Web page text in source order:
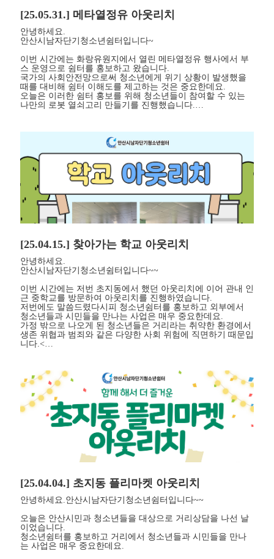
[25.05.31.] 메타열정유 아웃리치
안녕하세요.
안산시남자단기청소년쉼터입니다~
이번 시간에는 화랑유원지에서 열린 메타열정유 행사에서 부
스 운영으로 쉼터를 홍보하고 왔습니다.
국가의 사회안전망으로써 청소년에게 위기 상황이 발생했을
때를 대비해 쉼터 이해도를 제고하는 것은 중요한데요.
오늘은 이러한 쉼터 홍보를 위해 청소년들이 참여할 수 있는
나만의 로봇 열쇠고리 만들기를 진행했습니다.…
[25.04.15.] 찾아가는 학교 아웃리치
안녕하세요.
안산시남자단기청소년쉼터입니다~~
이번 시간에는 저번 초지동에서 했던 아웃리치에 이어 관내 인
근 중학교를 방문하여 아웃리치를 진행하였습니다.
저번에도 말씀드렸다시피 청소년쉼터를 홍보하고 외부에서
청소년들과 시민들을 만나는 사업은 매우 중요한데요.
가정 밖으로 나오게 된 청소년들은 거리라는 취약한 환경에서
생존 위협과 범죄와 같은 다양한 사회 위험에 직면하기 때문입
니다.<…
[25.04.04.] 초지동 플리마켓 아웃리치
안녕하세요.안산시남자단기청소년쉼터입니다~~
오늘은 안산시민과 청소년들을 대상으로 거리상담을 나선 날
이었습니다.
청소년쉼터를 홍보하고 거리에서 청소년들과 시민들을 만나
는 사업은 매우 중요한데요.